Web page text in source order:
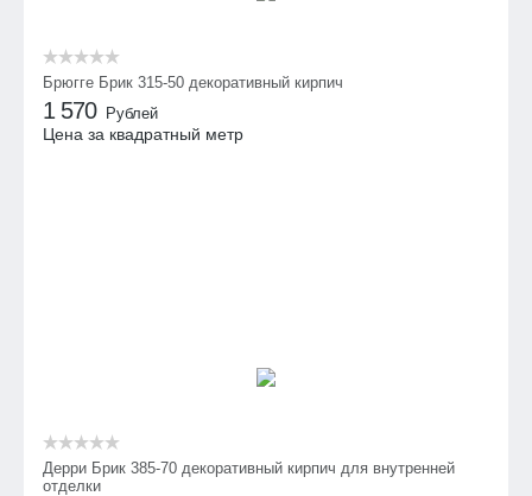
Брюгге Брик 315-50 декоративный кирпич
1 570 Рублей
Цена за квадратный метр
Дерри Брик 385-70 декоративный кирпич для внутренней
отделки